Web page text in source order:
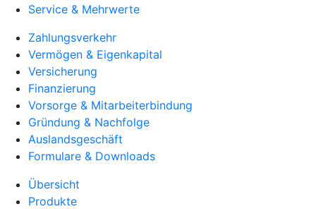
Service & Mehrwerte
Zahlungsverkehr
Vermögen & Eigenkapital
Versicherung
Finanzierung
Vorsorge & Mitarbeiterbindung
Gründung & Nachfolge
Auslandsgeschäft
Formulare & Downloads
Übersicht
Produkte